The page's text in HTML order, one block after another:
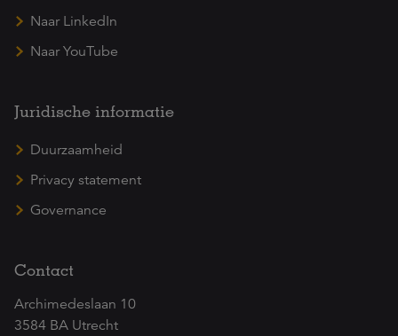
Naar LinkedIn
Naar YouTube
Juridische informatie
Duurzaamheid
Privacy statement
Governance
Contact
Archimedeslaan 10
3584 BA Utrecht